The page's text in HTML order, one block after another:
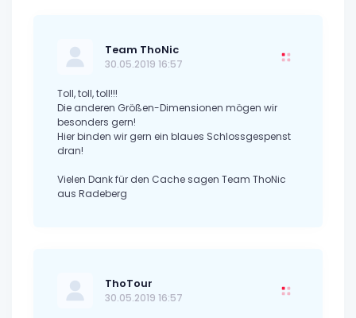
Team ThoNic
30.05.2019 16:57
Toll, toll, toll!!!
Die anderen Größen-Dimensionen mögen wir
besonders gern!
Hier binden wir gern ein blaues Schlossgespenst
dran!
Vielen Dank für den Cache sagen Team ThoNic
aus Radeberg
ThoTour
30.05.2019 16:57